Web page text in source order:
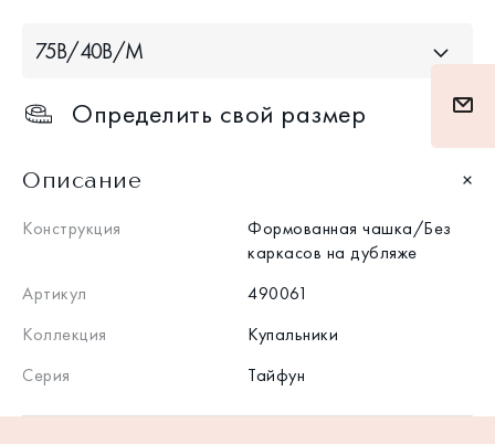
75B/40B/M
Определить свой размер
Описание
Конструкция
Формованная чашка/Без
каркасов на дубляже
Артикул
490061
Коллекция
Купальники
Серия
Тайфун